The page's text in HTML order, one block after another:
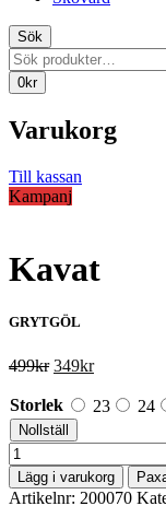
Sök
Sök
efter:
0kr
Varukorg
Till kassan
Kampanj
Kavat
GRYTGÖL
499kr Det
priset
var:
499kr.
349krDet
priset
349kr.
Storlek 23 24
Nollställ
Kavat
mängd
Lägg i varukorg
Artikelnr: 200070